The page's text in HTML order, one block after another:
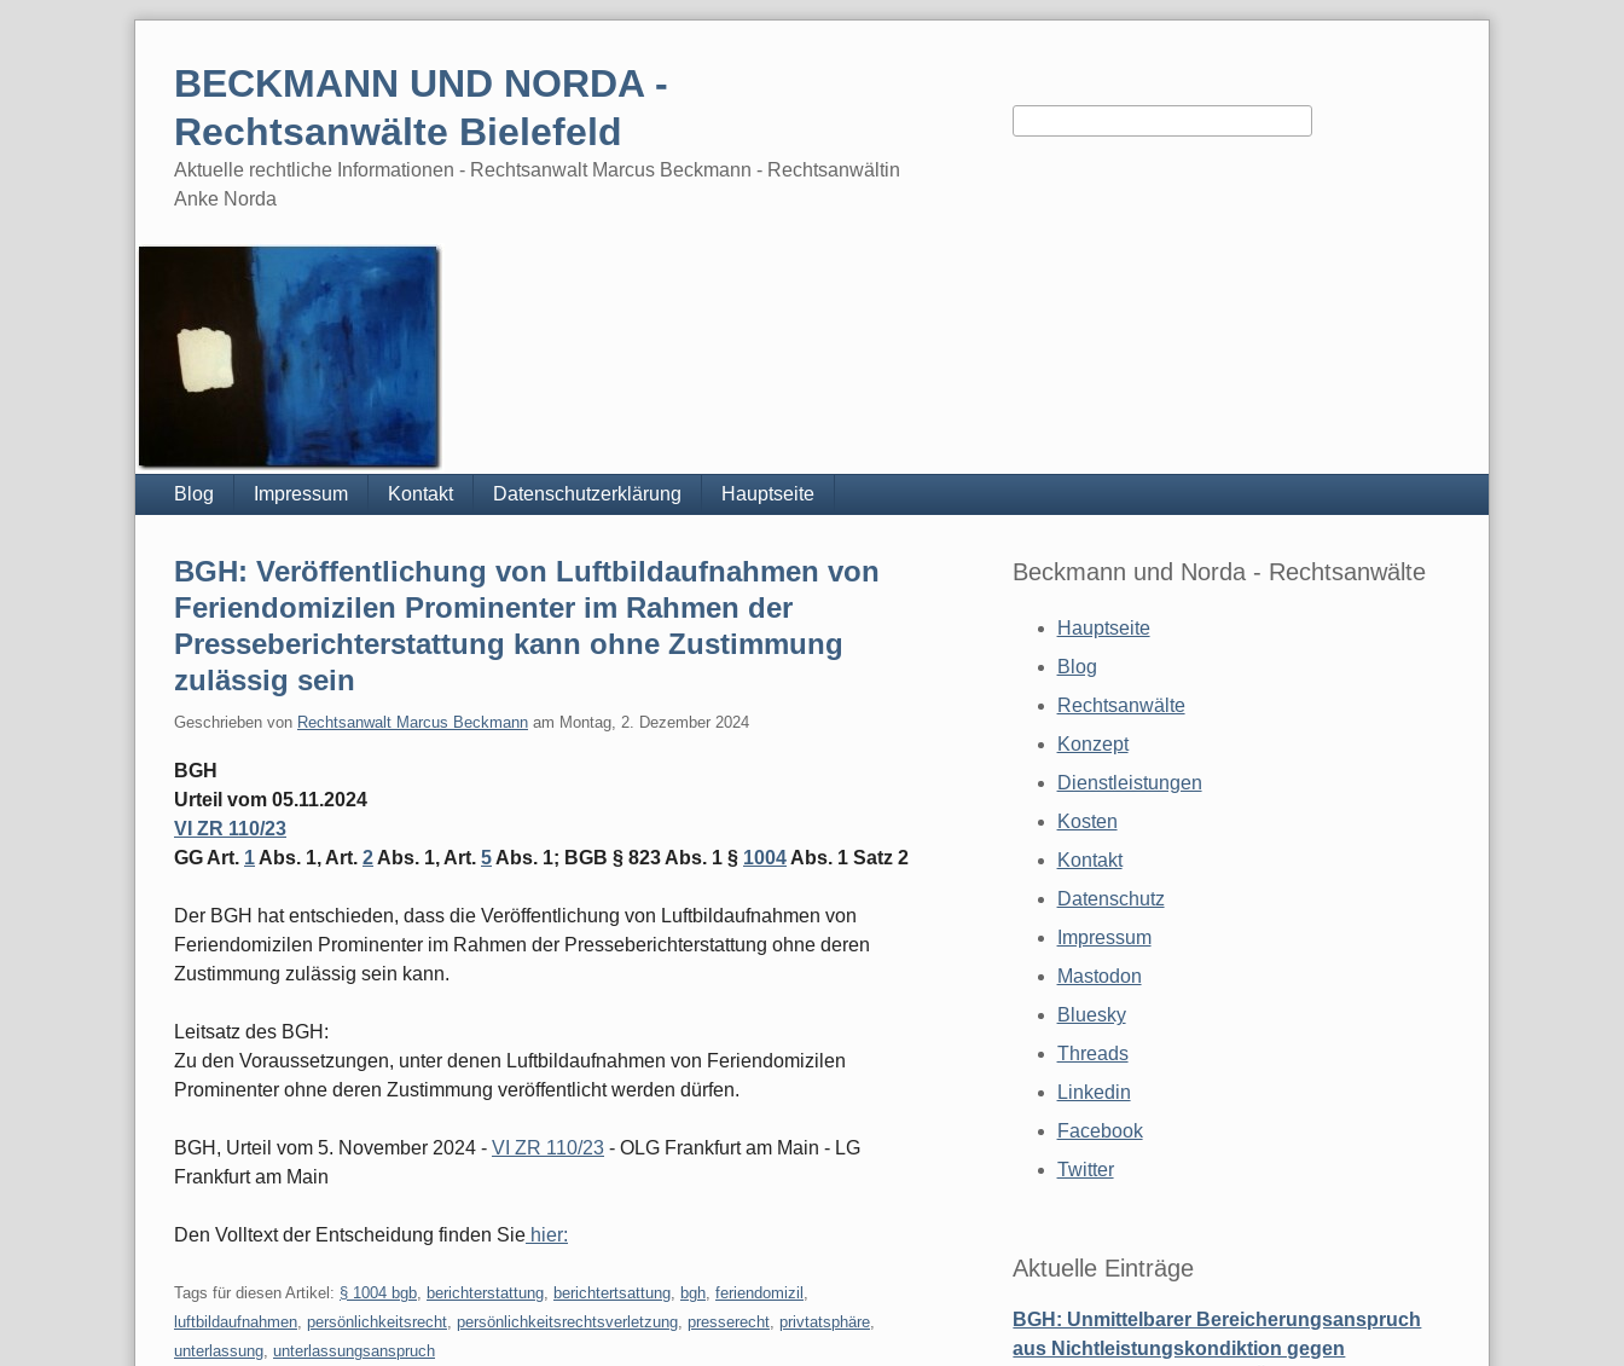
BECKMANN UND NORDA -
Rechtsanwälte Bielefeld
Aktuelle rechtliche Informationen - Rechtsanwalt Marcus Beckmann - Rechtsanwältin
Anke Norda
Blog Impressum Kontakt Datenschutzerklärung Hauptseite
BGH: Veröffentlichung von Luftbildaufnahmen von
Feriendomizilen Prominenter im Rahmen der
Presseberichterstattung kann ohne Zustimmung
zulässig sein
Geschrieben von Rechtsanwalt Marcus Beckmann am Montag, 2. Dezember 2024
BGH
Urteil vom 05.11.2024
VI ZR 110/23
GG Art. 1 Abs. 1, Art. 2 Abs. 1, Art. 5 Abs. 1; BGB § 823 Abs. 1 § 1004 Abs. 1 Satz 2
Der BGH hat entschieden, dass die Veröffentlichung von Luftbildaufnahmen von
Feriendomizilen Prominenter im Rahmen der Presseberichterstattung ohne deren
Zustimmung zulässig sein kann.
Leitsatz des BGH:
Zu den Voraussetzungen, unter denen Luftbildaufnahmen von Feriendomizilen
Prominenter ohne deren Zustimmung veröffentlicht werden dürfen.
BGH, Urteil vom 5. November 2024 - VI ZR 110/23 - OLG Frankfurt am Main - LG
Frankfurt am Main
Den Volltext der Entscheidung finden Sie hier:
Tags für diesen Artikel: § 1004 bgb berichterstattung berichtertsattung bgh feriendomizil
luftbildaufnahmen persönlichkeitsrecht persönlichkeitsrechtsverletzung presserecht privtatsphäre
unterlassung unterlassungsanspruch
Beckmann und Norda - Rechtsanwälte
Hauptseite
Blog
Rechtsanwälte
Konzept
Dienstleistungen
Kosten
Kontakt
Datenschutz
Impressum
Mastodon
Bluesky
Threads
Linkedin
Facebook
Twitter
Aktuelle Einträge
BGH: Unmittelbarer Bereicherungsanspruch
aus Nichtleistungskondiktion gegen